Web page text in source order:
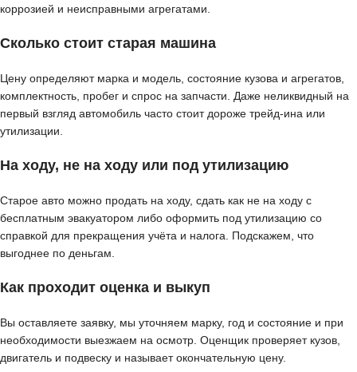
коррозией и неисправными агрегатами.
Сколько стоит старая машина
Цену определяют марка и модель, состояние кузова и агрегатов,
комплектность, пробег и спрос на запчасти. Даже неликвидный на
первый взгляд автомобиль часто стоит дороже трейд-ина или
утилизации.
На ходу, не на ходу или под утилизацию
Старое авто можно продать на ходу, сдать как не на ходу с
бесплатным эвакуатором либо оформить под утилизацию со
справкой для прекращения учёта и налога. Подскажем, что
выгоднее по деньгам.
Как проходит оценка и выкуп
Вы оставляете заявку, мы уточняем марку, год и состояние и при
необходимости выезжаем на осмотр. Оценщик проверяет кузов,
двигатель и подвеску и называет окончательную цену.